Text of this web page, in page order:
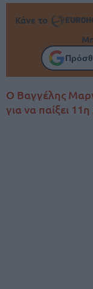
Κάνε το
O Βαγγέλης
για να παίξει